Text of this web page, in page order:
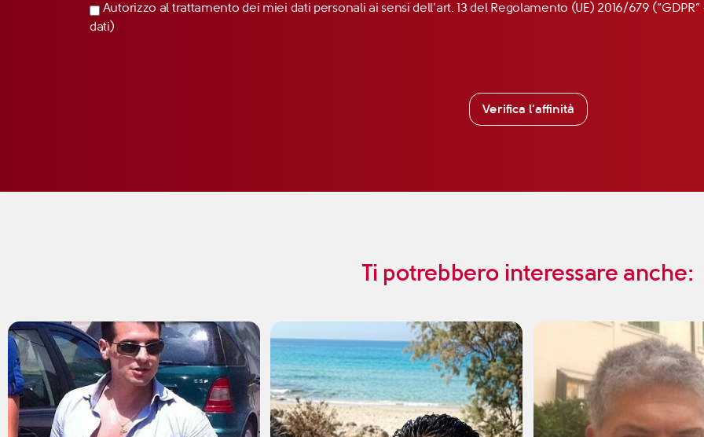
Autorizzo al trattamento dei miei dati personali ai sensi dell’art. 13 del Regolamento (UE) 2016/679
dati)
Verifica l'affinità
Ti potrebbero interessare anche: